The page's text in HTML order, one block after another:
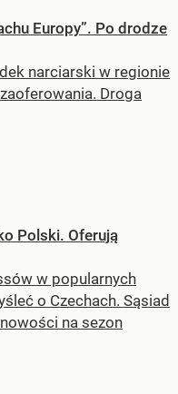
Europy”. Po drodze
narciarski w regionie
Droga
Polski. Oferują
w popularnych
o Czechach. Sąsiad
na sezon